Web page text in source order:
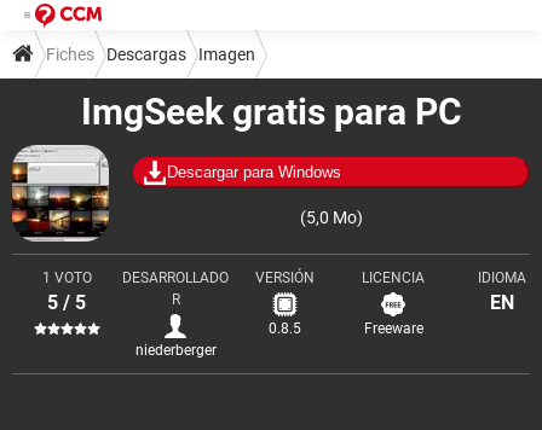
ImgSeek gratis para PC
Descargar para Windows
(5,0 Mo)
1 VOTO
5 / 5
DESARROLLADO
R
niederberger
VERSIÓN
0.8.5
LICENCIA
Freeware
IDIOMA
EN
Fiches Descargas Imagen
Visualización y gestión de imágenes